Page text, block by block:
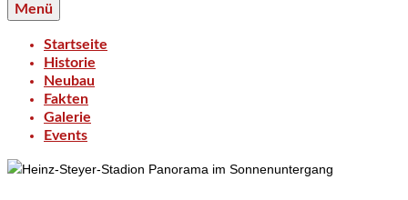
Menü
Startseite
Historie
Neubau
Fakten
Galerie
Events